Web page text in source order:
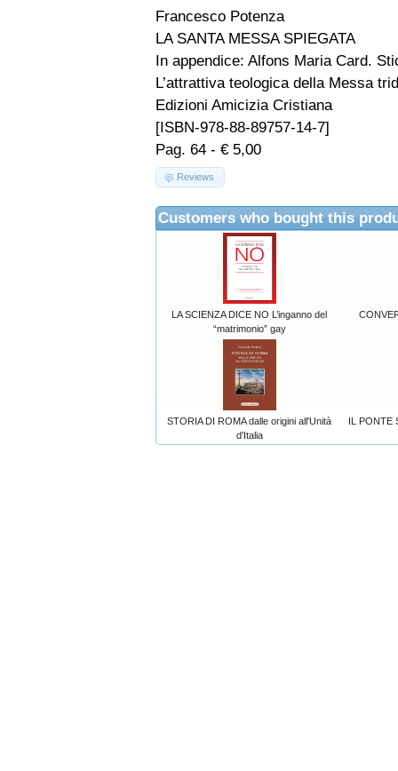
Francesco Potenza
LA SANTA MESSA SPIEGATA
In appendice: Alfons Maria Card.
L’attrattiva teologica della Messa
Edizioni Amicizia Cristiana
[ISBN-978-88-89757-14-7]
Pag. 64 - € 5,00
Reviews
Customers who bought this
LA SCIENZA DICE NO L’inganno del
“matrimonio” gay
STORIA DI ROMA dalle origini all'Unità
d'Italia
IL PONTE